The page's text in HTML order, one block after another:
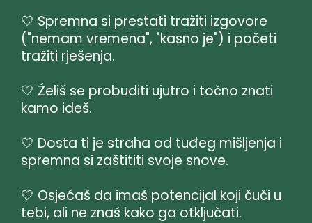
🤍 Spremna si prestati tražiti izgovore
("nemam vremena", "kasno je") i početi
tražiti rješenja.
🤍 Želiš se probuditi ujutro i točno znati
kamo ideš.
🤍 Dosta ti je straha od tuđeg mišljenja i
spremna si zaštititi svoje snove.
🤍 Osjećaš da imaš potencijal koji čuči u
tebi, ali ne znaš kako ga otključati.